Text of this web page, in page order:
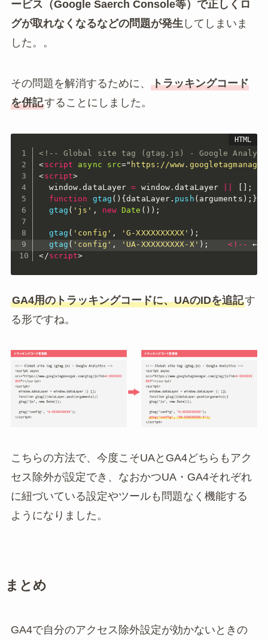
ービス（Google Saerch Console等）で正しくロ
グが取れなくなるなどの問題が発生してしまいま
した。。
その問題を解消するために、 トラッキングコード
を併記することにしました。
<!-- Global site tag (gtag.js) - Google
<script async src=" https://
<script>
  window
.dataLayer = window .dataLayer
;
function
gtag ( ) {dataLayer . push ( arguments ) ; }
gtag ( 'js' , new Date ( ) ) ;
gtag ( 'config' , 'G-XXXXXXXXXX' ) ;
gtag ( 'config' , 'UA-XXXXXXXXX-X' ) ; < ! -- ←
</script>
GA4用のトラッキングコードに、UAのIDを追記す
る形ですね。
こちらの方法で、今度こそUAとGA4どちらもアク
セス除外が設定でき、なおかつUA・GA4それぞれ
に紐づいている設定やツールも問題なく機能する
ようになりました。
まとめ
GA4で自分のアクセス除外設定が効かないときの